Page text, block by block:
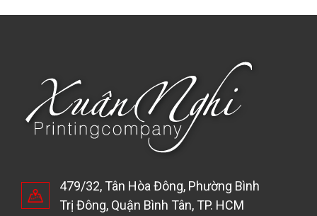
479/32, Tân Hòa Đông, Phường Bình
Trị Đông, Quận Bình Tân, TP. HCM